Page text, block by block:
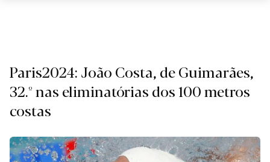
Paris2024: João Costa, de Guimarães,
32.º nas eliminatórias dos 100 metros
costas